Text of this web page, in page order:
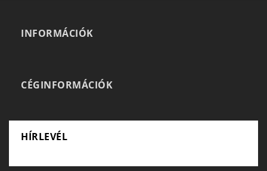
INFORMÁCIÓK
CÉGINFORMÁCIÓK
HÍRLEVÉL